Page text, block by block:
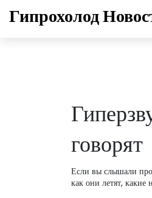
Гипрохолод
говорят
Если вы слышали про
как они летят,